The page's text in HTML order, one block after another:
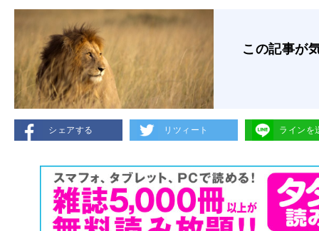
この記事が
シェアする リツィート ラインを